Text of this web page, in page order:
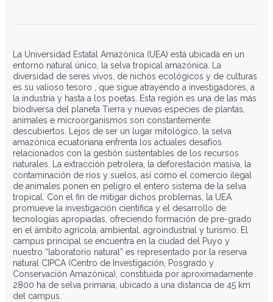
La Universidad Estatal Amazónica (UEA) está ubicada en un
entorno natural único, la selva tropical amazónica. La
diversidad de seres vivos, de nichos ecológicos y de culturas
es su valioso tesoro , que sigue atrayendo a investigadores, a
la industria y hasta a los poetas. Esta región es una de las más
biodiversa del planeta Tierra y nuevas especies de plantas,
animales e microorganismos son constantemente
descubiertos. Lejos de ser un lugar mitológico, la selva
amazónica ecuatoriana enfrenta los actuales desafíos
relacionados con la gestión sustentables de los recursos
naturales. La extracción petrolera, la deforestación masiva, la
contaminación de ríos y suelos, así como el comercio ilegal
de animales ponen en peligro el entero sistema de la selva
tropical. Con el fin de mitigar dichos problemas, la UEA
promueve la investigación científica y el desarrollo de
tecnologías apropiadas, ofreciendo formación de pre-grado
en el ámbito agrícola, ambiental, agroindustrial y turismo. El
campus principal se encuentra en la ciudad del Puyo y
nuestro “laboratorio natural” es representado por la reserva
natural CIPCA (Centro de Investigación, Posgrado y
Conservación Amazónica), constituida por aproximadamente
2800 ha de selva primaria, ubicado a una distancia de 45 km
del campus.